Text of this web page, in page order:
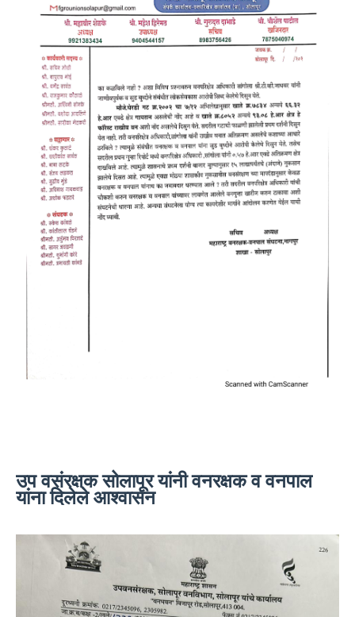
उप वसंरक्षक सोलापूर यांनी वनरक्षक व वनपाल
यांना दिलेले आश्वासन